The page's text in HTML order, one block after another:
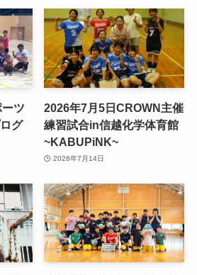
ツ
グ
2026年7月5日CROWN主催
練習試合in信越化学体育館
~KABUPiNK~
2026年7月14日